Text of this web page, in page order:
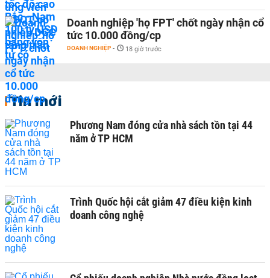
Doanh nghiệp 'họ FPT' chốt ngày nhận cổ
tức 10.000 đồng/cp
DOANH NGHIỆP - 18 giờ trước
Tin mới
Phương Nam đóng cửa nhà sách tồn tại 44
năm ở TP HCM
Trình Quốc hội cắt giảm 47 điều kiện kinh
doanh công nghệ